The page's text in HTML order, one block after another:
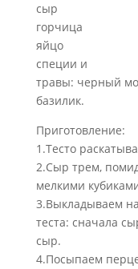
сыр
горчица
яйцо
специи и
травы: черный
базилик.
Приготовление:
1.Тесто
2.Сыр трем,
мелкими
3.Выкладываем
теста: сначала
сыр.
4.Посыпаем